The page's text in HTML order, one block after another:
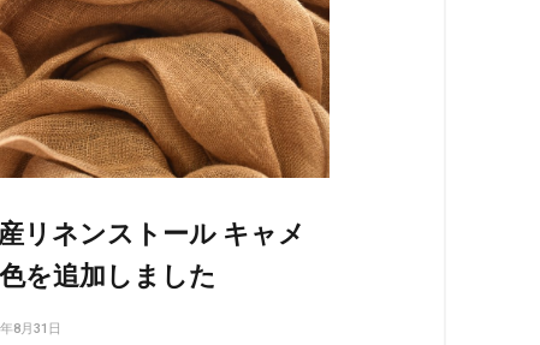
リネンストール キャメ
を追加しました
8月31日